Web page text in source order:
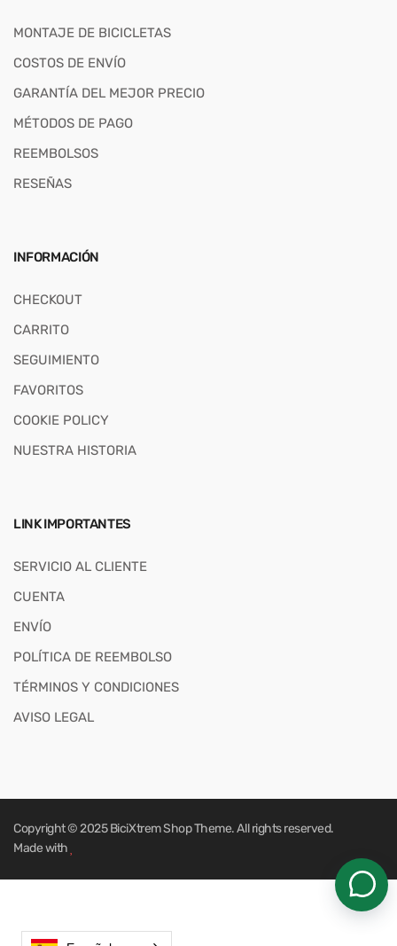
MONTAJE DE BICICLETAS
COSTOS DE ENVÍO
GARANTÍA DEL MEJOR PRECIO
MÉTODOS DE PAGO
REEMBOLSOS
RESEÑAS
INFORMACIÓN
CHECKOUT
CARRITO
SEGUIMIENTO
FAVORITOS
COOKIE POLICY
NUESTRA HISTORIA
LINK IMPORTANTES
SERVICIO AL CLIENTE
CUENTA
ENVÍO
POLÍTICA DE REEMBOLSO
TÉRMINOS Y CONDICIONES
AVISO LEGAL
Copyright © 2025BiciXtrem ShopTheme. All rights reserved.
Made with